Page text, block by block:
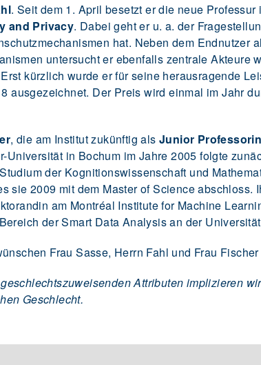
. Seit dem 1. April besetzt er die neue
and Privacy. Dabei geht er u. a. der
hat. Neben dem Endnutzer
untersucht er ebenfalls zentrale Akteure
kürzlich wurde er für seine herausragende
ausgezeichnet. Der Preis wird einmal im Jahr
, die am Institut zukünftig alsJunior
in Bochum im Jahre 2005 folgte
der Kognitionswissenschaft und
sie 2009 mit dem Master of Science abschloss.
am Montréal Institute for Machine
der Smart Data Analysis an der
Frau Sasse, Herrn Fahl und Frau
Attributen implizieren
Geschlecht.